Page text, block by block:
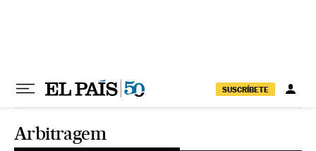
SUSCRÍBETE
Arbitragem